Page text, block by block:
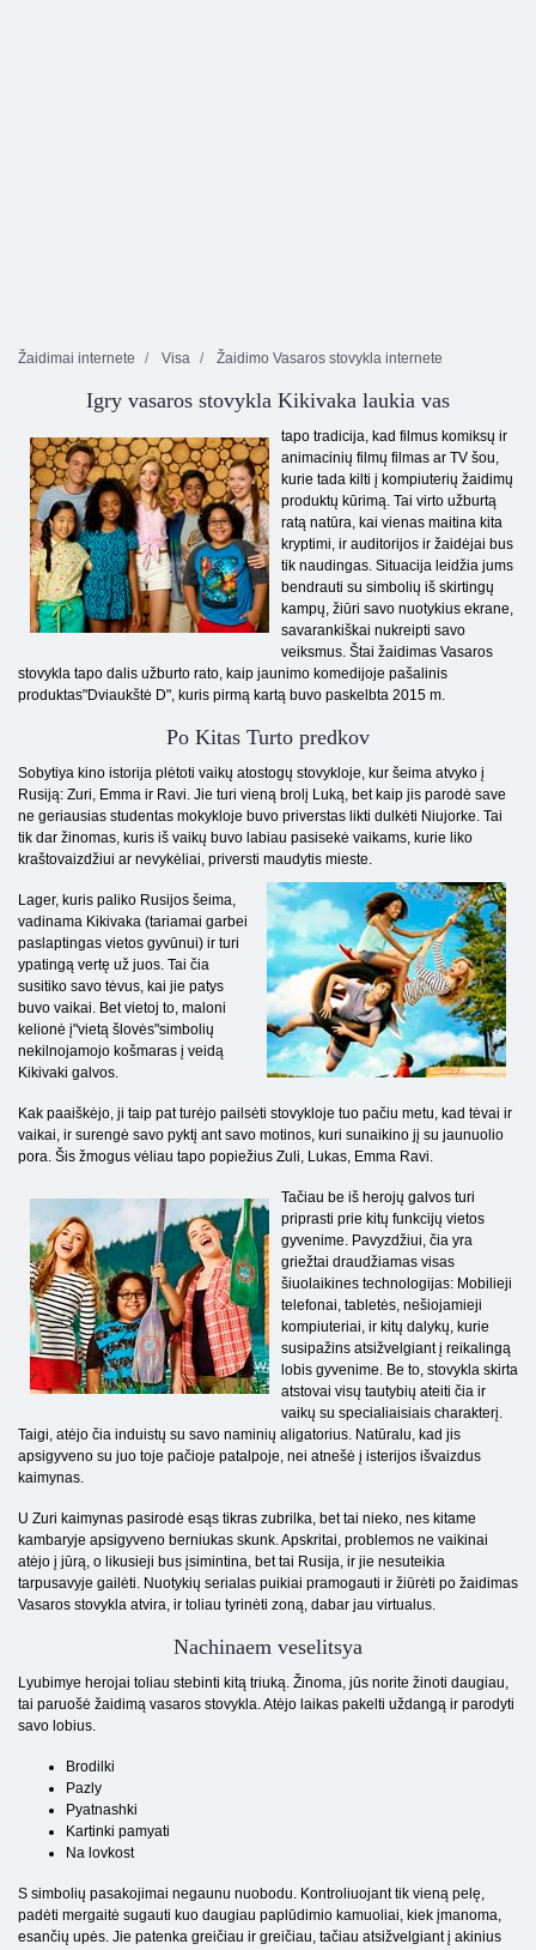
Žaidimai internete Visa Žaidimo Vasaros stovykla internete
Igry vasaros stovykla Kikivaka laukia vas
tapo tradicija, kad filmus komiksų ir
animacinių filmų filmas ar TV šou,
kurie tada kilti į kompiuterių žaidimų
produktų kūrimą. Tai virto užburtą
ratą natūra, kai vienas maitina kita
kryptimi, ir auditorijos ir žaidėjai bus
tik naudingas. Situacija leidžia jums
bendrauti su simbolių iš skirtingų
kampų, žiūri savo nuotykius ekrane,
savarankiškai nukreipti savo
veiksmus. Štai žaidimas Vasaros
stovykla tapo dalis užburto rato, kaip jaunimo komedijoje pašalinis
produktas"Dviaukštė D", kuris pirmą kartą buvo paskelbta 2015 m.
Po Kitas Turto predkov
Sobytiya kino istorija plėtoti vaikų atostogų stovykloje, kur šeima atvyko į
Rusiją: Zuri, Emma ir Ravi. Jie turi vieną brolį Luką, bet kaip jis parodė save
ne geriausias studentas mokykloje buvo priverstas likti dulkėti Niujorke. Tai
tik dar žinomas, kuris iš vaikų buvo labiau pasisekė vaikams, kurie liko
kraštovaizdžiui ar nevykėliai, priversti maudytis mieste.
Lager, kuris paliko Rusijos šeima,
vadinama Kikivaka (tariamai garbei
paslaptingas vietos gyvūnui) ir turi
ypatingą vertę už juos. Tai čia
susitiko savo tėvus, kai jie patys
buvo vaikai. Bet vietoj to, maloni
kelionė į"vietą šlovės"simbolių
nekilnojamojo košmaras į veidą
Kikivaki galvos.
Kak paaiškėjo, ji taip pat turėjo pailsėti stovykloje tuo pačiu metu, kad tėvai ir
vaikai, ir surengė savo pyktį ant savo motinos, kuri sunaikino jį su jaunuolio
pora. Šis žmogus vėliau tapo popiežius Zuli, Lukas, Emma Ravi.
Tačiau be iš herojų galvos turi
priprasti prie kitų funkcijų vietos
gyvenime. Pavyzdžiui, čia yra
griežtai draudžiamas visas
šiuolaikines technologijas: Mobilieji
telefonai, tabletės, nešiojamieji
kompiuteriai, ir kitų dalykų, kurie
susipažins atsižvelgiant į reikalingą
lobis gyvenime. Be to, stovykla skirta
atstovai visų tautybių ateiti čia ir
vaikų su specialiaisiais charakterį.
Taigi, atėjo čia induistų su savo naminių aligatorius. Natūralu, kad jis
apsigyveno su juo toje pačioje patalpoje, nei atnešė į isterijos išvaizdus
kaimynas.
U Zuri kaimynas pasirodė esąs tikras zubrilka, bet tai nieko, nes kitame
kambaryje apsigyveno berniukas skunk. Apskritai, problemos ne vaikinai
atėjo į jūrą, o likusieji bus įsimintina, bet tai Rusija, ir jie nesuteikia
tarpusavyje gailėti. Nuotykių serialas puikiai pramogauti ir žiūrėti po žaidimas
Vasaros stovykla atvira, ir toliau tyrinėti zoną, dabar jau virtualus.
Nachinaem veselitsya
Lyubimye herojai toliau stebinti kitą triuką. Žinoma, jūs norite žinoti daugiau,
tai paruošė žaidimą vasaros stovykla. Atėjo laikas pakelti uždangą ir parodyti
savo lobius.
Brodilki
Pazly
Pyatnashki
Kartinki pamyati
Na lovkost
S simbolių pasakojimai negaunu nuobodu. Kontroliuojant tik vieną pelę,
padėti mergaitė sugauti kuo daugiau paplūdimio kamuoliai, kiek įmanoma,
esančių upės. Jie patenka greičiau ir greičiau, tačiau atsižvelgiant į akinius